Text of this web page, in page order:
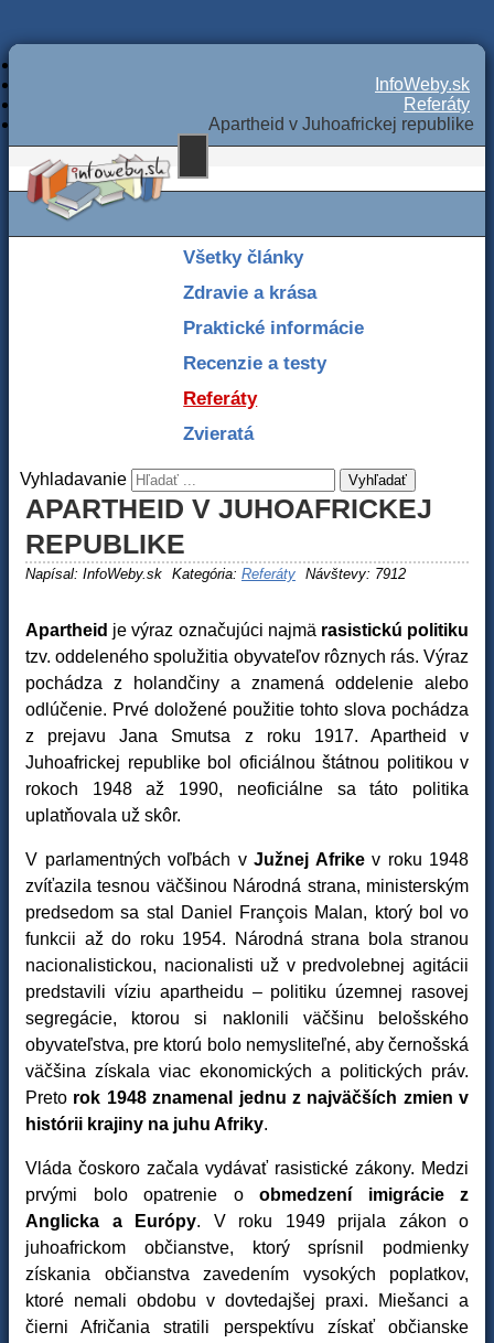
InfoWeby.sk
Referáty
Apartheid v Juhoafrickej republike
Všetky články
Zdravie a krása
Praktické informácie
Recenzie a testy
Referáty
Zvieratá
Vyhladavanie Vyhľadať
APARTHEID V JUHOAFRICKEJ
REPUBLIKE
Napísal: InfoWeby.sk Kategória: Referáty Návštevy: 7912
Apartheid je výraz označujúci najmä rasistickú politiku
tzv. oddeleného spolužitia obyvateľov rôznych rás. Výraz
pochádza z holandčiny a znamená oddelenie alebo
odlúčenie. Prvé doložené použitie tohto slova pochádza
z prejavu Jana Smutsa z roku 1917. Apartheid v
Juhoafrickej republike bol oficiálnou štátnou politikou v
rokoch 1948 až 1990, neoficiálne sa táto politika
uplatňovala už skôr.
V parlamentných voľbách v Južnej Afrikev roku 1948
zvíťazila tesnou väčšinou Národná strana, ministerským
predsedom sa stal Daniel François Malan, ktorý bol vo
funkcii až do roku 1954. Národná strana bola stranou
nacionalistickou, nacionalisti už v predvolebnej agitácii
predstavili víziu apartheidu – politiku územnej rasovej
segregácie, ktorou si naklonili väčšinu belošského
obyvateľstva, pre ktorú bolo nemysliteľné, aby černošská
väčšina získala viac ekonomických a politických práv.
Preto rok 1948 znamenal jednu z najväčších zmien v
histórii krajiny na juhu Afriky.
Vláda čoskoro začala vydávať rasistické zákony. Medzi
prvými bolo opatrenie o obmedzení imigrácie z
Anglicka a Európy. V roku 1949 prijala zákon o
juhoafrickom občianstve, ktorý sprísnil podmienky
získania občianstva zavedením vysokých poplatkov,
ktoré nemali obdobu v dovtedajšej praxi. Miešanci a
čierni Afričania stratili perspektívu získať občianske